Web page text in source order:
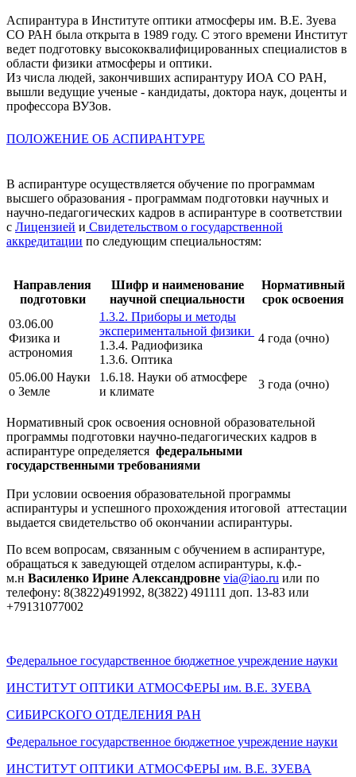
Аспирантура в Институте оптики атмосферы им. В.Е. Зуева
СО РАН была открыта в 1989 году. С этого времени Институт
ведет подготовку высококвалифицированных специалистов в
области физики атмосферы и оптики.
Из числа людей, закончивших аспирантуру ИОА СО РАН,
вышли ведущие ученые - кандидаты, доктора наук, доценты и
профессора ВУЗов.
ПОЛОЖЕНИЕ ОБ АСПИРАНТУРЕ
В аспирантуре осуществляется обучение по программам
высшего образования - программам подготовки научных и
научно-педагогических кадров в аспирантуре в соответствии
с Лицензией и Свидетельством о государственной
аккредитации по следующим специальностям:
Направления
подготовки
Шифр и наименование
научной специальности
Нормативный
срок освоения
03.06.00
Физика и
астрономия
1.3.2. Приборы и методы
экспериментальной физики
1.3.4. Радиофизика
1.3.6. Оптика
4 года (очно)
05.06.00 Науки
о Земле
1.6.18. Науки об атмосфере
и климате
3 года (очно)
Нормативный срок освоения основной образовательной
программы подготовки научно-педагогических кадров в
аспирантуре определяется федеральными
государственными требованиями
При условии освоения образовательной программы
аспирантуры и успешного прохождения итоговой аттестации
выдается свидетельство об окончании аспирантуры.
По всем вопросам, связанным с обучением в аспирантуре,
обращаться к заведующей отделом аспирантуры, к.ф.-
м.н Василенко Ирине Александровне via@iao.ru или по
телефону: 8(3822)491992, 8(3822) 491111 доп. 13-83 или
+79131077002
Федеральное государственное бюджетное учреждение науки
ИНСТИТУТ ОПТИКИ АТМОСФЕРЫ им. В.Е. ЗУЕВА
СИБИРСКОГО ОТДЕЛЕНИЯ РАН
Федеральное государственное бюджетное учреждение науки
ИНСТИТУТ ОПТИКИ АТМОСФЕРЫ им. В.Е. ЗУЕВА